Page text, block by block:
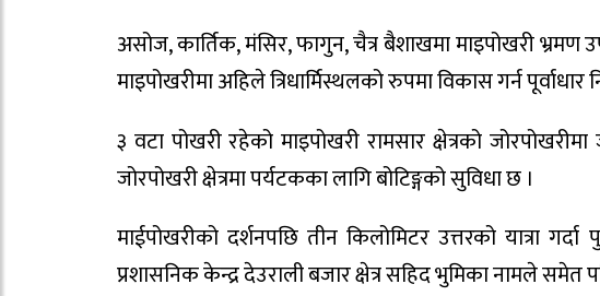
असोज, कार्तिक, मंसिर, फागुन, चैत्र बैशाखमा माइपोखरी भ्रमण
माइपोखरीमा अहिले त्रिधार्मिस्थलको रुपमा विकास गर्न
३ वटा पोखरी रहेको माइपोखरी रामसार क्षेत्रको
जोरपोखरी क्षेत्रमा पर्यटकका लागि बोटिङ्गको सुविधा छ ।
माईपोखरीको दर्शनपछि तीन किलोमिटर उत्तरको यात्रा
प्रशासनिक केन्द्र देउराली बजार क्षेत्र सहिद भुमिका नामले समेत